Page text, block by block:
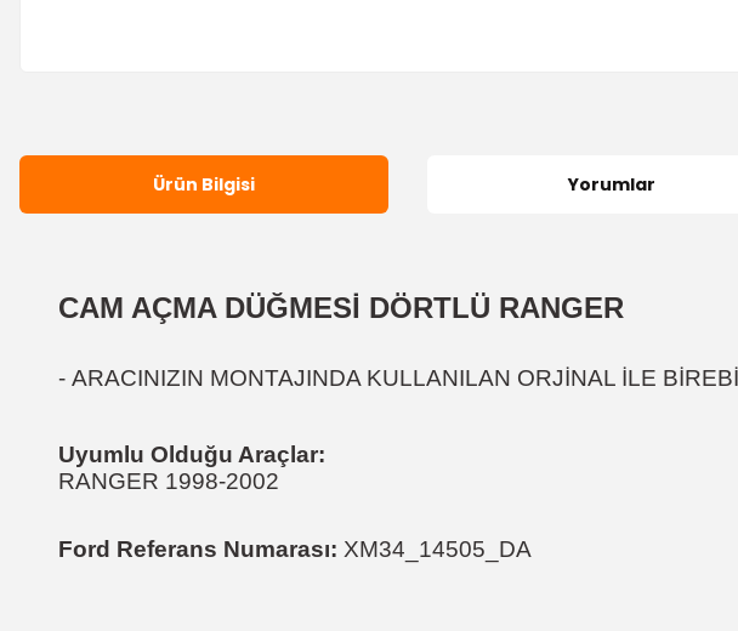
Ürün Bilgisi Yorumlar
CAM AÇMA DÜĞMESİ DÖRTLÜ RANGER
- ARACINIZIN MONTAJINDA KULLANILAN ORJİNAL İLE
Uyumlu Olduğu Araçlar:
RANGER 1998-2002
Ford Referans Numarası: XM34_14505_DA